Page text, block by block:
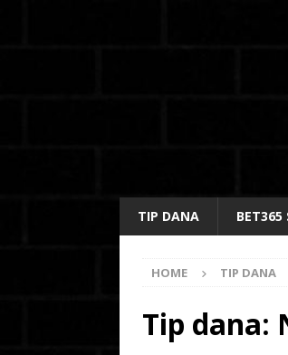
TIP DANA BET365
HOME TIP DANA
Tip dana: